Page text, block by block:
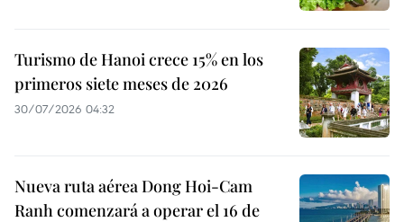
Turismo de Hanoi crece 15% en los
primeros siete meses de 2026
30/07/2026 04:32
Nueva ruta aérea Dong Hoi-Cam
Ranh comenzará a operar el 16 de